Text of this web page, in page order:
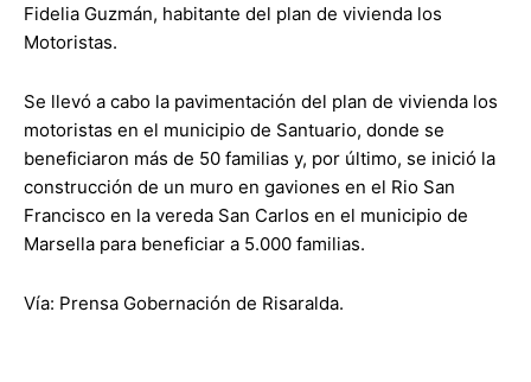
Fidelia Guzmán, habitante del plan de vivienda los
Motoristas.
Se llevó a cabo la pavimentación del plan de vivienda los
motoristas en el municipio de Santuario, donde se
beneficiaron más de 50 familias y, por último, se inició la
construcción de un muro en gaviones en el Rio San
Francisco en la vereda San Carlos en el municipio de
Marsella para beneficiar a 5.000 familias.
Vía: Prensa Gobernación de Risaralda.